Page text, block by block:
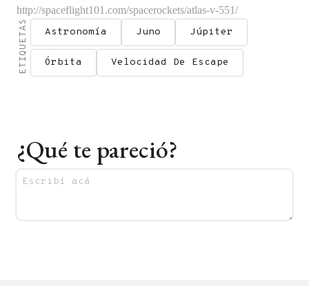
http://spaceflight101.com/spacerockets/atlas-v-551/
ETIQUETAS Astronomía Juno Júpiter
Órbita Velocidad De Escape
¿Qué te pareció?